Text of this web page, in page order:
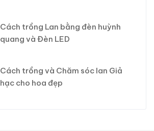
Cách trồng Lan bằng đèn huỳnh
quang và Đèn LED
Cách trồng và Chăm sóc lan Giả
hạc cho hoa đẹp